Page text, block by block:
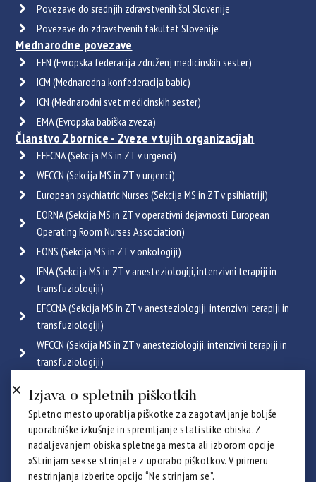
Povezave do srednjih zdravstvenih šol Slovenije
Povezave do zdravstvenih fakultet Slovenije
Mednarodne povezave
EFN (Evropska federacija združenj medicinskih sester)
ICM (Mednarodna konfederacija babic)
ICN (Mednarodni svet medicinskih sester)
EMA (Evropska babiška zveza)
Članstvo Zbornice - Zveze v tujih organizacijah
EFFCNA (Sekcija MS in ZT v urgenci)
WFCCN (Sekcija MS in ZT v urgenci)
European psychiatric Nurses (Sekcija MS in ZT v psihiatriji)
EORNA (Sekcija MS in ZT v operativni dejavnosti, European
Operating Room Nurses Association)
EONS (Sekcija MS in ZT v onkologiji)
IFNA (Sekcija MS in ZT v anesteziologiji, intenzivni terapiji in
transfuziologiji)
EFCCNA (Sekcija MS in ZT v anesteziologiji, intenzivni terapiji in
transfuziologiji)
WFCCN (Sekcija MS in ZT v anesteziologiji, intenzivni terapiji in
transfuziologiji)
ICRN (Sekcija MS in ZT v pulmologiji)
Poglej vse
Certifikati
Izjava o spletnih piškotkih
Spletno mesto uporablja piškotke za zagotavljanje boljše
uporabniške izkušnje in spremljanje statistike obiska. Z
nadaljevanjem obiska spletnega mesta ali izborom opcije
»Strinjam se« se strinjate z uporabo piškotkov. V primeru
nestrinjanja izberite opcijo “Ne strinjam se”.